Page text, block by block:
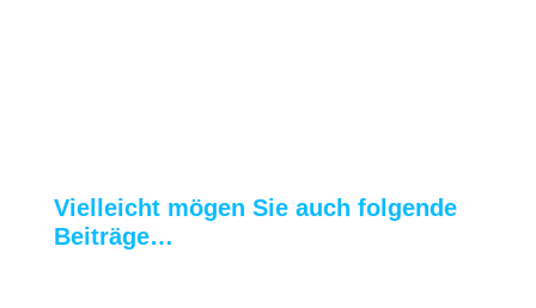
Vielleicht mögen Sie auch folgende
Beiträge…